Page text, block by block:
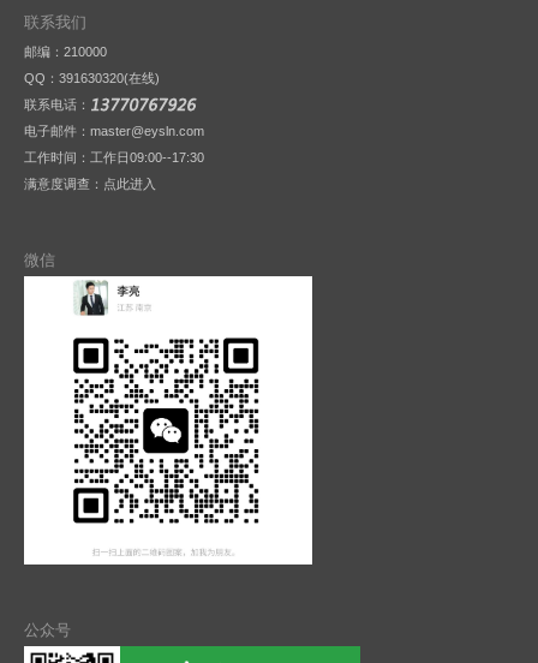
联系我们
邮编：210000
QQ： 391630320(在线)
联系电话：
电子邮件：master@eysln.com
工作时间：工作日09:00--17:30
满意度调查： 点此进入
微信
公众号